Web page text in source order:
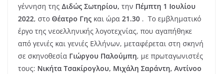
γέννηση της Διδώς Σωτηρίου, την Πέμπτη 1 Ιουλίου
2022, στο Θέατρο Γης και ώρα 21.30 . Το εμβληματικό
έργο της νεοελληνικής λογοτεχνίας, που αγαπήθηκε
από γενιές και γενιές Ελλήνων, μεταφέρεται στη σκηνή
σε σκηνοθεσία Γιώργου Παλούμπη, με πρωταγωνιστές
τους: Νικήτα Τσακίρογλου, Μιχάλη Σαράντη, Αντίνοο